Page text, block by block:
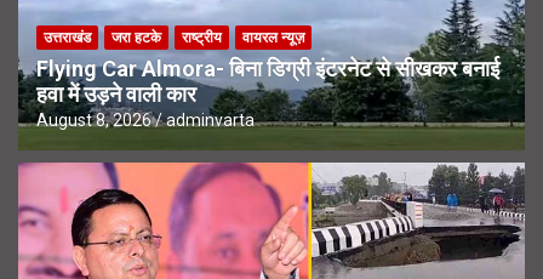
उत्तराखंड जरा हटके राष्ट्रीय वायरल न्यूज़
Flying Car Almora- बिना डिग्री इंटरनेट से सीखकर बनाई
हवा में उड़ने वाली कार
August 8, 2026 adminvarta